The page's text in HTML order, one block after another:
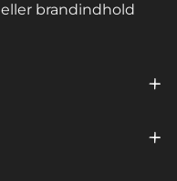
brandindhold